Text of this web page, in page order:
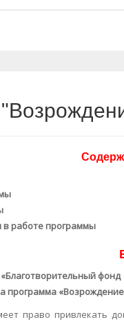
в работе программы
программа
право привлекать